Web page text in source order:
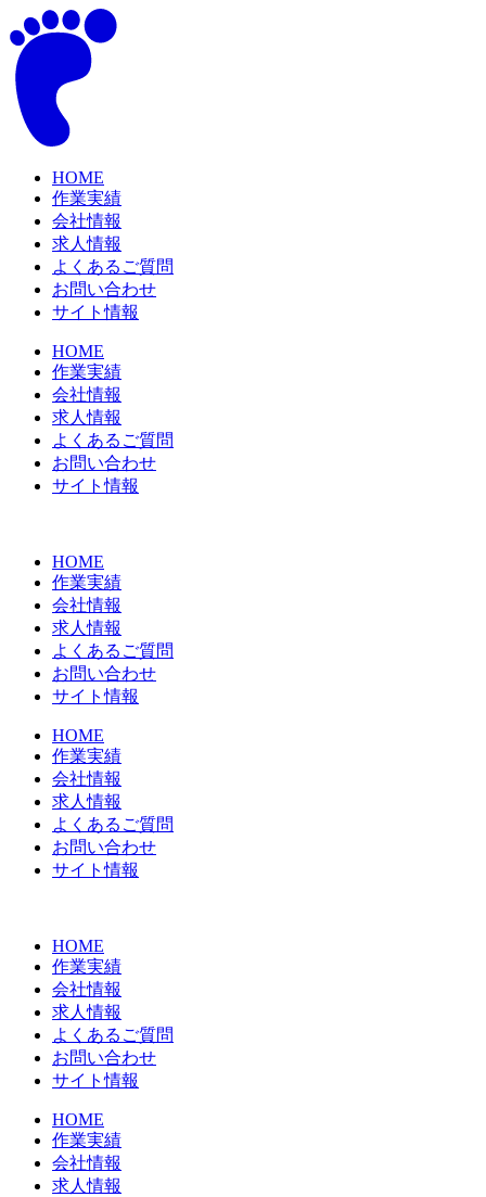
コ
ン
テ
ン
ツ
HOME
作業実績
会社情報
求人情報
よくあるご質問
お問い合わせ
サイト情報
HOME
作業実績
会社情報
求人情報
よくあるご質問
お問い合わせ
サイト情報
HOME
作業実績
会社情報
求人情報
よくあるご質問
お問い合わせ
サイト情報
HOME
作業実績
会社情報
求人情報
よくあるご質問
お問い合わせ
サイト情報
HOME
作業実績
会社情報
求人情報
よくあるご質問
お問い合わせ
サイト情報
HOME
作業実績
会社情報
求人情報